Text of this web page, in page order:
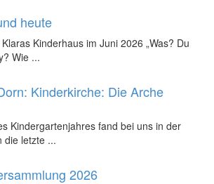
heute
Kinderhaus im Juni 2026 „Was? Du
Wie ...
Kinderkirche: Die Arche
Kindergartenjahres fand bei uns in der
die letzte ...
2026